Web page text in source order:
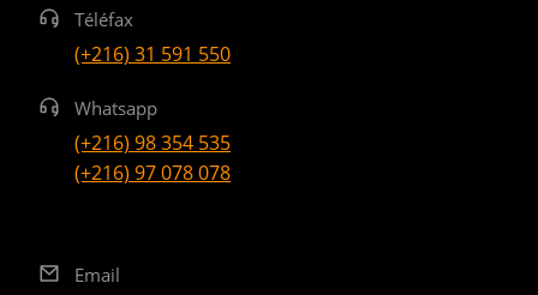
Téléfax
(+216) 31 591 550
Whatsapp
(+216) 98 354 535
(+216) 97 078 078
Email